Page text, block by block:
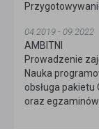
04.2019 - 09.2022
AMBITNI
Prowadzenie
Nauka
obsługa
oraz